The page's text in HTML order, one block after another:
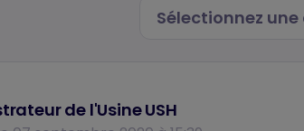
Sélectionnez
de l'Usine USH